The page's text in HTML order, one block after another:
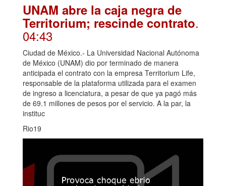
UNAM abre la caja negra de
Territorium; rescinde contrato.
04:43
Ciudad de México.- La Universidad Nacional Autónoma
de México (UNAM) dio por terminado de manera
anticipada el contrato con la empresa Territorium Life,
responsable de la plataforma utilizada para el examen
de ingreso a licenciatura, a pesar de que ya pagó más
de 69.1 millones de pesos por el servicio. A la par, la
instituc
Rio19